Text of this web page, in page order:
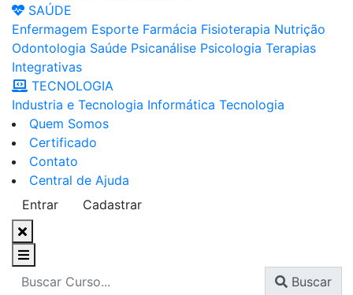
SAÚDE
Enfermagem Esporte Farmácia Fisioterapia Nutrição
Odontologia Saúde Psicanálise Psicologia Terapias
Integrativas
TECNOLOGIA
Industria e Tecnologia Informática Tecnologia
Quem Somos
Certificado
Contato
Central de Ajuda
Entrar
Cadastrar
Buscar